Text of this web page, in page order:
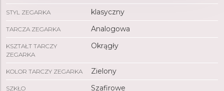
STYL ZEGARKA klasyczny
TARCZA ZEGARKA Analogowa
KSZTAŁT TARCZY
ZEGARKA
Okrągły
KOLOR TARCZY ZEGARKA Zielony
SZKŁO Szafirowe